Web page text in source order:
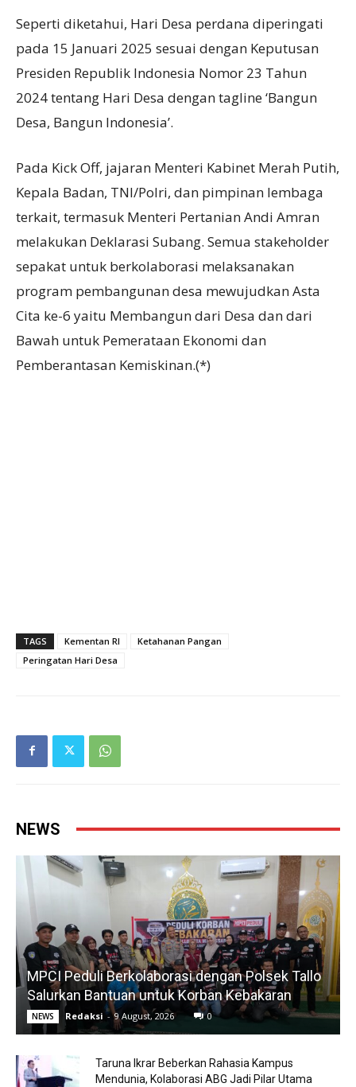
Seperti diketahui, Hari Desa perdana diperingati
pada 15 Januari 2025 sesuai dengan Keputusan
Presiden Republik Indonesia Nomor 23 Tahun
2024 tentang Hari Desa dengan tagline ‘Bangun
Desa, Bangun Indonesia’.
Pada Kick Off, jajaran Menteri Kabinet Merah Putih,
Kepala Badan, TNI/Polri, dan pimpinan lembaga
terkait, termasuk Menteri Pertanian Andi Amran
melakukan Deklarasi Subang. Semua stakeholder
sepakat untuk berkolaborasi melaksanakan
program pembangunan desa mewujudkan Asta
Cita ke-6 yaitu Membangun dari Desa dan dari
Bawah untuk Pemerataan Ekonomi dan
Pemberantasan Kemiskinan.(*)
TAGS Kementan RI
Ketahanan Pangan
Peringatan Hari Desa
NEWS
MPCI Peduli Berkolaborasi dengan Polsek Tallo
Salurkan Bantuan untuk Korban Kebakaran
NEWS Redaksi - 9 August, 2026 0
Taruna Ikrar Beberkan Rahasia Kampus
Mendunia, Kolaborasi ABG Jadi Pilar Utama